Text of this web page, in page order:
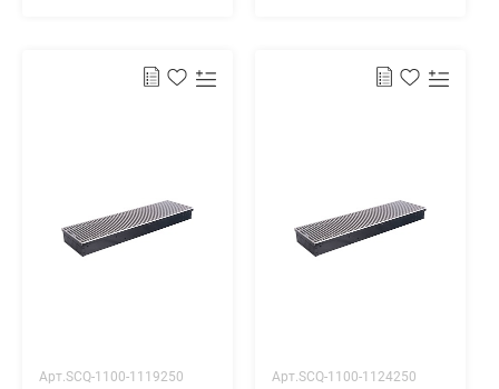
Арт.SCQ-1100-1119250 Арт.SCQ-1100-1124250